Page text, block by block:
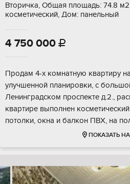
Вторичка, Общая площадь: 74.8
косметический, Дом: панельный
4 750 000 
Продам 4-х комнатную квартиру
улучшенной планировки, с
Ленинградском проспекте д.2.,
квартире выполнен
потолки, окна и балкон ПВХ, на
ПОКАЗАТЬ